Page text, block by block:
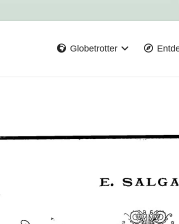
Globetrotter